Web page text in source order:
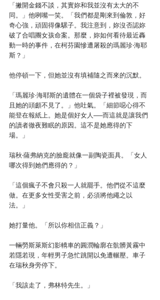
「撇開金錢不談，其實妳和我並沒有太大的不
同。」他咧嘴一笑。「我們都是剛來到倫敦，好
奇心強，頑固得像騾子。我注意到，妳沒否認妳
破了合唱團女孩命案。那麼，妳如何看待最近轟
動一時的事件，在柯芬園慘遭屠殺的瑪麗珍‧海耶
斯？」
他停頓一下，但她並沒有填補隨之而來的沉默。
「瑪麗珍‧海耶斯的遺體在一個袋子裡被發現，而
且她的頭顱不見了。」他吐氣。「細節噁心得不
能登在報紙上。她是個好女人──而這就是讓我們
的讀者徹夜難眠的原因。這不是她應得的下
場。」
瑞秋‧薩弗納克的臉龐就像一副陶瓷面具。「女人
哪次得到她們應得的？」
「這個瘋子不會只殺一人就罷手。他們從不這麼
做。在更多女性受害之前，必須將他繩之以
法。」
她打量他。「所以你相信正義？」
一輛勞斯萊斯幻影轎車的圓潤輪廓在骯髒黃霧中
若隱若現，年輕男子急忙跳開以免遭輾壓。車子
在瑞秋身旁停下。
「我該走了，弗林特先生。」